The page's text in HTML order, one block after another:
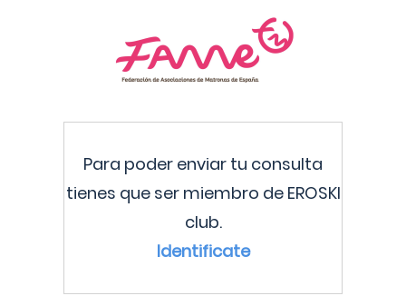
Para poder enviar tu consulta
tienes que ser miembro de EROSKI
club.
Identificate